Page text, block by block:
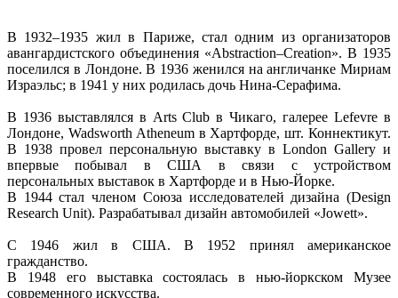
В 1932–1935 жил в Париже, стал одним из организаторов
авангардистского объединения «Abstraction–Crеation». В 1935
поселился в Лондоне. В 1936 женился на англичанке Мириам
Израэльс; в 1941 у них родилась дочь Нина-Серафима.
В 1936 выставлялся в Arts Club в Чикаго, галерее Lefevre в
Лондоне, Wadsworth Atheneum в Хартфорде, шт. Коннектикут.
В 1938 провел персональную выставку в London Gallery и
впервые побывал в США в связи с устройством
персональных выставок в Хартфорде и в Нью-Йорке.
В 1944 стал членом Союза исследователей дизайна (Design
Research Unit). Разрабатывал дизайн автомобилей «Jowett».
С 1946 жил в США. В 1952 принял американское
гражданство.
В 1948 его выставка состоялась в нью-йоркском Музее
современного искусства.